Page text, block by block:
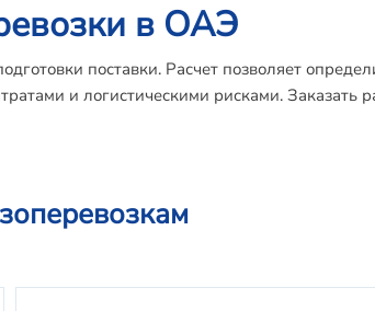
в ОАЭ
поставки. Расчет позволяет
и логистическими рисками. Заказать